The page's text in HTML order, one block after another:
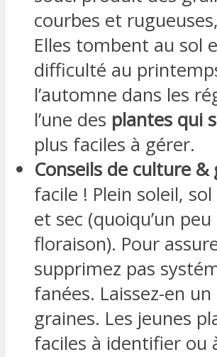
courbes et
Elles tombent au sol
difficulté au
l’automne dans les
l’une des plantes qui
plus faciles à gérer.
Conseils de culture &
facile ! Plein soleil,
et sec (quoiqu’un
floraison). Pour
supprimez pas
fanées. Laissez-en
graines. Les jeunes
faciles à identifier ou